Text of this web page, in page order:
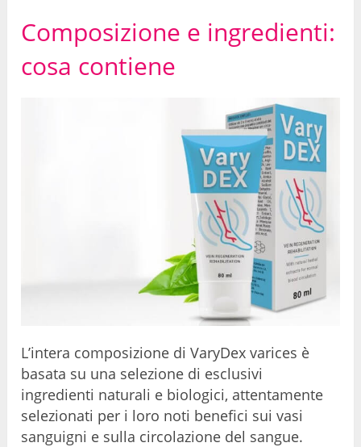
Composizione e ingredienti:
cosa contiene
L’intera composizione di VaryDex varices è
basata su una selezione di esclusivi
ingredienti naturali e biologici, attentamente
selezionati per i loro noti benefici sui vasi
sanguigni e sulla circolazione del sangue.